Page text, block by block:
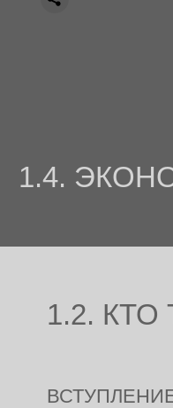
1.4.
1.2.